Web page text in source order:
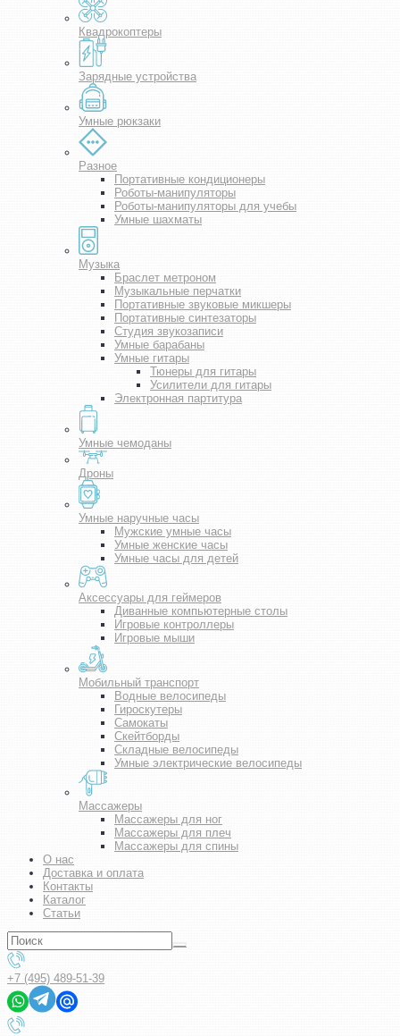
Квадрокоптеры
Зарядные устройства
Умные рюкзаки
Разное
Портативные кондиционеры
Роботы-манипуляторы
Роботы-манипуляторы для учебы
Умные шахматы
Музыка
Браслет метроном
Музыкальные перчатки
Портативные звуковые микшеры
Портативные синтезаторы
Студия звукозаписи
Умные барабаны
Умные гитары
Тюнеры для гитары
Усилители для гитары
Электронная партитура
Умные чемоданы
Дроны
Умные наручные часы
Мужские умные часы
Умные женские часы
Умные часы для детей
Аксессуары для геймеров
Диванные компьютерные столы
Игровые контроллеры
Игровые мыши
Мобильный транспорт
Водные велосипеды
Гироскутеры
Самокаты
Скейтборды
Складные велосипеды
Умные электрические велосипеды
Массажеры
Массажеры для ног
Массажеры для плеч
Массажеры для спины
О нас
Доставка и оплата
Контакты
Каталог
Статьи
+7 (495) 489-51-39